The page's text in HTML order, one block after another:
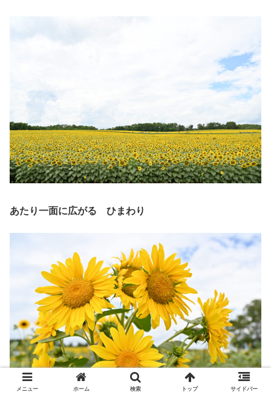
あたり一面に広がる ひまわり
メニュー ホーム 検索 トップ サイドバー